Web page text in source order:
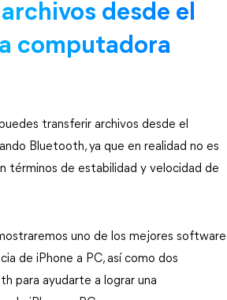
desde el
computadora
transferir archivos desde el
Bluetooth, ya que en realidad no es
términos de estabilidad y velocidad de
uno de los mejores software
de iPhone a PC, así como dos
para ayudarte a lograr una